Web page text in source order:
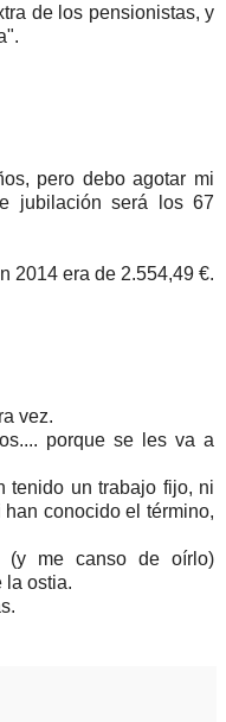
de los pensionistas, y
pero debo agotar mi
jubilación será los 67
2014 era de 2.554,49 €.
vez.
porque se les va a
tenido un trabajo fijo, ni
conocido el término,
(y me canso de oírlo)
la ostia.